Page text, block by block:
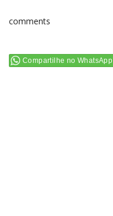
comments
Compartilhe no WhatsApp